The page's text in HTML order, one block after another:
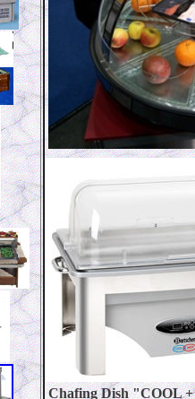
Chafing Dish "COOL